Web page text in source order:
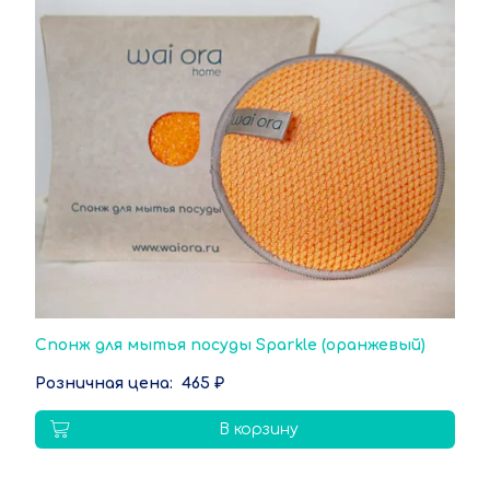
Спонж для мытья посуды Sparkle (оранжевый)
465 ₽
В корзину